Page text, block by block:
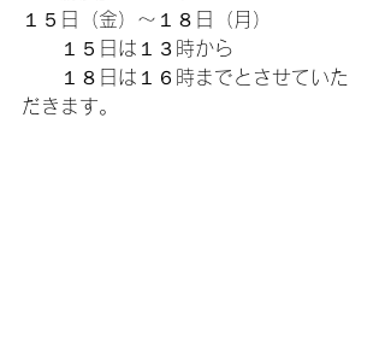
１５日（金）～１８日（月）
１５日は１３時から
１８日は１６時までとさせていた
だきます。